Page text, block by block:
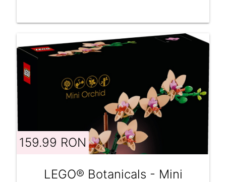
159.99 RON
LEGO® Botanicals - Mini